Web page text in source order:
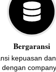
Bergaransi
kepuasan